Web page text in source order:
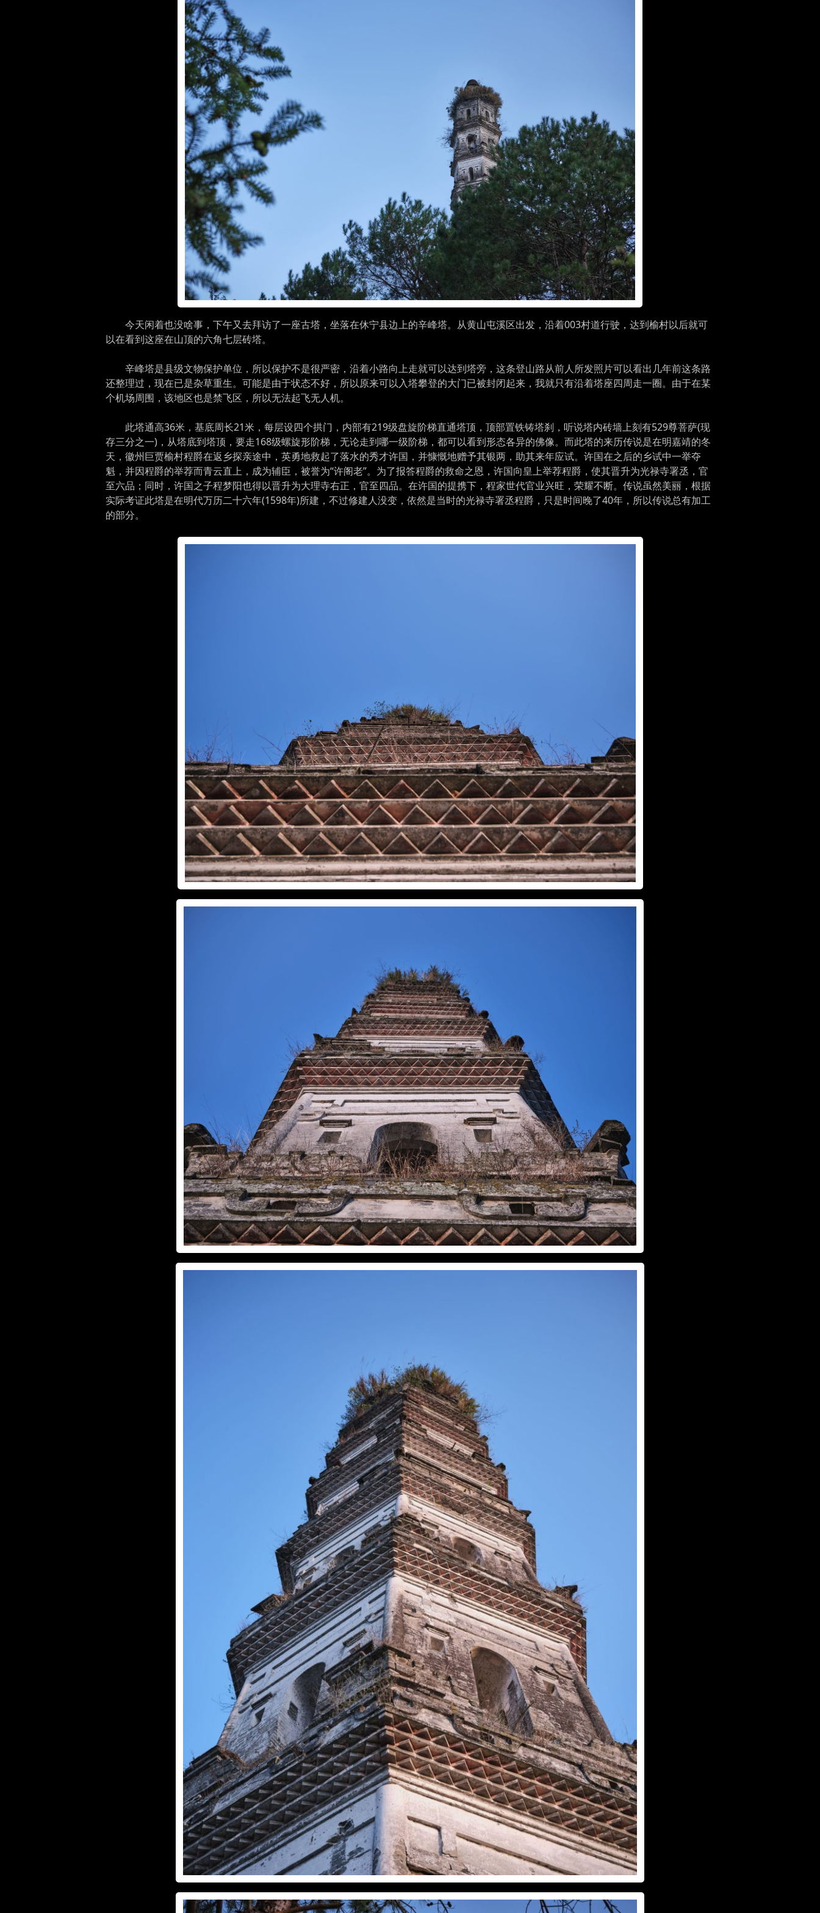
今天闲着也没啥事，下午又去拜访了一座古塔，坐落在休宁县边上的辛峰塔。从黄山屯溪区出发，沿着003村道行驶，达到榆村以后就可
以在看到这座在山顶的六角七层砖塔。
辛峰塔是县级文物保护单位，所以保护不是很严密，沿着小路向上走就可以达到塔旁，这条登山路从前人所发照片可以看出几年前这条路
还整理过，现在已是杂草重生。可能是由于状态不好，所以原来可以入塔攀登的大门已被封闭起来，我就只有沿着塔座四周走一圈。由于在某
个机场周围，该地区也是禁飞区，所以无法起飞无人机。
此塔通高36米，基底周长21米，每层设四个拱门，内部有219级盘旋阶梯直通塔顶，顶部置铁铸塔刹，听说塔内砖墙上刻有529尊菩萨(现
存三分之一)，从塔底到塔顶，要走168级螺旋形阶梯，无论走到哪一级阶梯，都可以看到形态各异的佛像。而此塔的来历传说是在明嘉靖的冬
天，徽州巨贾榆村程爵在返乡探亲途中，英勇地救起了落水的秀才许国，并慷慨地赠予其银两，助其来年应试。许国在之后的乡试中一举夺
魁，并因程爵的举荐而青云直上，成为辅臣，被誉为“许阁老”。为了报答程爵的救命之恩，许国向皇上举荐程爵，使其晋升为光禄寺署丞，官
至六品；同时，许国之子程梦阳也得以晋升为大理寺右正，官至四品。在许国的提携下，程家世代官业兴旺，荣耀不断。传说虽然美丽，根据
实际考证此塔是在明代万历二十六年(1598年)所建，不过修建人没变，依然是当时的光禄寺署丞程爵，只是时间晚了40年，所以传说总有加工
的部分。